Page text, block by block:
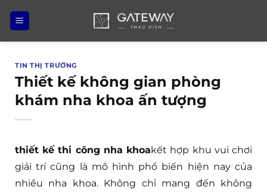
qua
nội
TIN THỊ TRƯỜNG
Thiết kế không gian phòng
khám nha khoa ấn tượng
thiết kế thi công nha khoakết hợp khu vui chơi
giải trí cũng là mô hình phổ biến hiện nay của
nhiều nha khoa. Không chỉ mang đến không